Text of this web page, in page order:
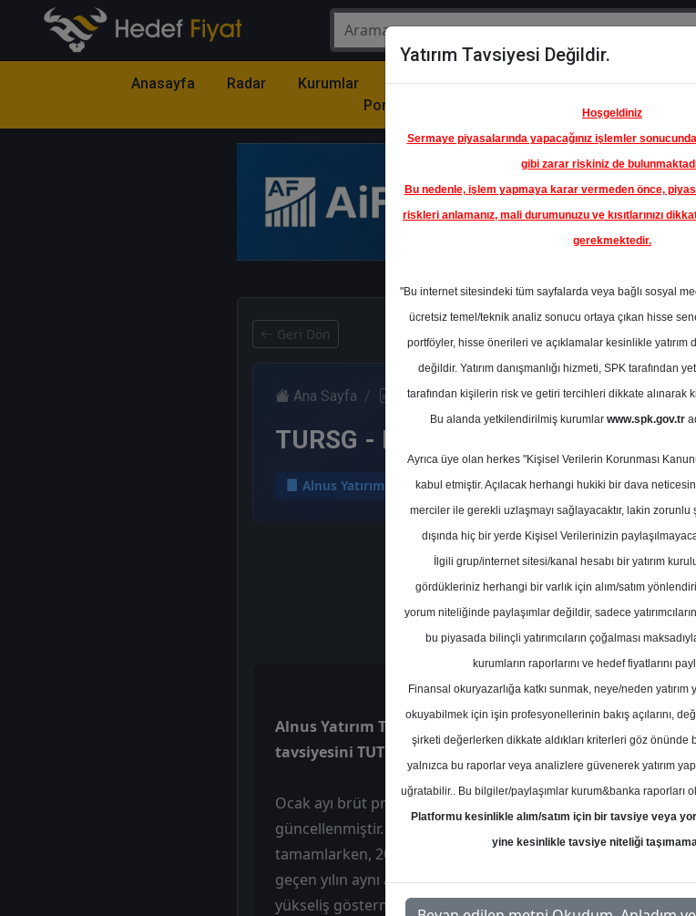
Anasayfa Radar Kurumlar
Model
Portföy
Hisse
Öne
Çıkanlar
Raporlar
Geri Dön
Ana Sayfa Raporlar Alnus Yatırım Rapor Detay
TURSG - Hedef Fiyat
Alnus Yatırım 20 Şubat 2026
Alnus Yatırım TURSG - Türkiye Sigorta için hedef fiyatını
tavsiyesini TUT'tan AL'ye yükseltti.
Ocak ayı brüt prim üretim verilerinin ardından şirketin 2026
güncellenmiştir. Şirket, 2025 yılını 147,12 milyar TL brüt
tamamlarken, 2026 Ocak ayında 19,49 milyar TL brüt prim
geçen yılın aynı ayına göre artışa işaret ettiği gibi,
yükseliş göstermesi açısından dikkat çekicidir.
Yatırım Tavsiyesi Değildir.
Hoşgeldiniz
Sermaye piyasalarında yapacağınız işlemler
gibi zarar riskiniz de
Bu nedenle, işlem yapmaya karar vermeden önce,
riskleri anlamanız, mali durumunuzu ve kısıtlarınızı
gerekmektedir.
"Bu internet sitesindeki tüm sayfalarda veya bağlı sosyal
ücretsiz temel/teknik analiz sonucu ortaya çıkan hisse
portföyler, hisse önerileri ve açıklamalar kesinlikle yatırım
değildir. Yatırım danışmanlığı hizmeti, SPK tarafından
tarafından kişilerin risk ve getiri tercihleri dikkate alınarak
Bu alanda yetkilendirilmiş kurumlar www.spk.gov.tr
Ayrıca üye olan herkes "Kişisel Verilerin Korunması
kabul etmiştir. Açılacak herhangi hukiki bir dava
merciler ile gerekli uzlaşmayı sağlayacaktır, lakin
dışında hiç bir yerde Kişisel Verilerinizin
İlgili grup/internet sitesi/kanal hesabı bir yatırım
gördükleriniz herhangi bir varlık için alım/satım
yorum niteliğinde paylaşımlar değildir, sadece
bu piyasada bilinçli yatırımcıların çoğalması
kurumların raporlarını ve hedef fiyatlarını
Finansal okuryazarlığa katkı sunmak, neye/neden yatırım
okuyabilmek için işin profesyonellerinin bakış açılarını,
şirketi değerlerken dikkate aldıkları kriterleri göz önünde
yalnızca bu raporlar veya analizlere güvenerek yatırım
uğratabilir.. Bu bilgiler/paylaşımlar kurum&banka raporları
Platformu kesinlikle alım/satım için bir tavsiye veya
yine kesinlikle tavsiye niteliği